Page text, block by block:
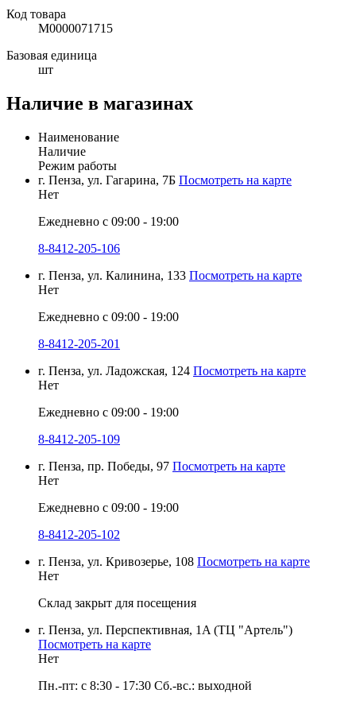
Код товара
М0000071715
Базовая единица
шт
Наличие в магазинах
Наименование
Наличие
Режим работы
г. Пенза, ул. Гагарина, 7Б Посмотреть на карте
Нет
Ежедневно с 09:00 - 19:00
8-8412-205-106
г. Пенза, ул. Калинина, 133 Посмотреть на карте
Нет
Ежедневно с 09:00 - 19:00
8-8412-205-201
г. Пенза, ул. Ладожская, 124 Посмотреть на карте
Нет
Ежедневно с 09:00 - 19:00
8-8412-205-109
г. Пенза, пр. Победы, 97 Посмотреть на карте
Нет
Ежедневно с 09:00 - 19:00
8-8412-205-102
г. Пенза, ул. Кривозерье, 108 Посмотреть на карте
Нет
Склад закрыт для посещения
г. Пенза, ул. Перспективная, 1A (ТЦ "Артель")
Посмотреть на карте
Нет
Пн.-пт: с 8:30 - 17:30 Сб.-вс.: выходной